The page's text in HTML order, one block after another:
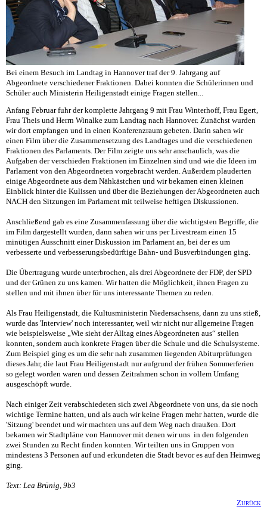
Bei einem Besuch im Landtag in Hannover traf der 9. Jahrgang auf
Abgeordnete verschiedener Fraktionen. Dabei konnten die Schülerinnen und
Schüler auch Ministerin Heiligenstadt einige Fragen stellen...
Anfang Februar fuhr der komplette Jahrgang 9 mit Frau Winterhoff, Frau Egert,
Frau Theis und Herrn Winalke zum Landtag nach Hannover. Zunächst wurden
wir dort empfangen und in einen Konferenzraum gebeten. Darin sahen wir
einen Film über die Zusammensetzung des Landtages und die verschiedenen
Fraktionen des Parlaments. Der Film zeigte uns sehr anschaulich, was die
Aufgaben der verschieden Fraktionen im Einzelnen sind und wie die Ideen im
Parlament von den Abgeordneten vorgebracht werden. Außerdem plauderten
einige Abgeordnete aus dem Nähkästchen und wir bekamen einen kleinen
Einblick hinter die Kulissen und über die Beziehungen der Abgeordneten auch
NACH den Sitzungen im Parlament mit teilweise heftigen Diskussionen.
Anschließend gab es eine Zusammenfassung über die wichtigsten Begriffe, die
im Film dargestellt wurden, dann sahen wir uns per Livestream einen 15
minütigen Ausschnitt einer Diskussion im Parlament an, bei der es um
verbesserte und verbesserungsbedürftige Bahn- und Busverbindungen ging.
Die Übertragung wurde unterbrochen, als drei Abgeordnete der FDP, der SPD
und der Grünen zu uns kamen. Wir hatten die Möglichkeit, ihnen Fragen zu
stellen und mit ihnen über für uns interessante Themen zu reden.
Als Frau Heiligenstadt, die Kultusministerin Niedersachsens, dann zu uns stieß,
wurde das 'Interview' noch interessanter, weil wir nicht nur allgemeine Fragen
wie beispielsweise „Wie sieht der Alltag eines Abgeordneten aus“ stellen
konnten, sondern auch konkrete Fragen über die Schule und die Schulsysteme.
Zum Beispiel ging es um die sehr nah zusammen liegenden Abiturprüfungen
dieses Jahr, die laut Frau Heiligenstadt nur aufgrund der frühen Sommerferien
so gelegt worden waren und dessen Zeitrahmen schon in vollem Umfang
ausgeschöpft wurde.
Nach einiger Zeit verabschiedeten sich zwei Abgeordnete von uns, da sie noch
wichtige Termine hatten, und als auch wir keine Fragen mehr hatten, wurde die
'Sitzung' beendet und wir machten uns auf dem Weg nach draußen. Dort
bekamen wir Stadtpläne von Hannover mit denen wir uns in den folgenden
zwei Stunden zu Recht finden konnten. Wir teilten uns in Gruppen von
mindestens 3 Personen auf und erkundeten die Stadt bevor es auf den Heimweg
ging.
Text: Lea Brünig, 9b3
Zurück